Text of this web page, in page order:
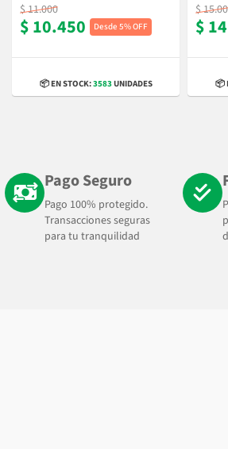
$ 11.000
$ 10.450 5% OFF
📦 EN STOCK:3583UNIDADES
$
$
📦
Pago Seguro
Pago 100% protegido.
Transacciones seguras
para tu tranquilidad